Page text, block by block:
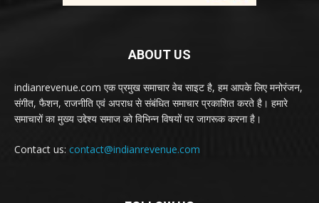
ABOUT US
indianrevenue.com एक प्रमुख समाचार वेब साइट है, हम आपके लिए मनोरंजन,
संगीत, फैशन, राजनीति एवं अपराध से संबंधित समाचार प्रकाशित करते है। हमारे
समाचारों का मुख्य उद्देश्य समाज को विभिन्न विषयों पर जागरूक करना है।
Contact us: contact@indianrevenue.com